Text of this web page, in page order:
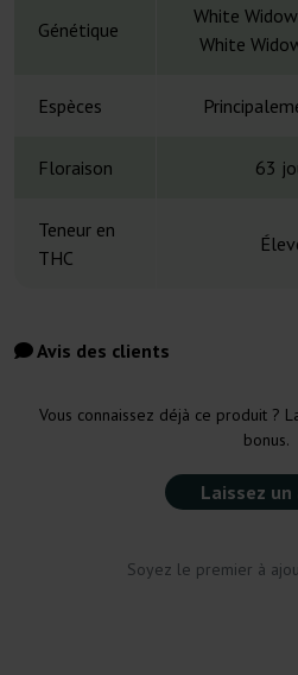
Génétique
White
White
Espèces
Floraison 63
Teneur en
THC
Avis des clients
Vous connaissez déjà ce produit ?
bonus.
Laissez un
Soyez le premier à